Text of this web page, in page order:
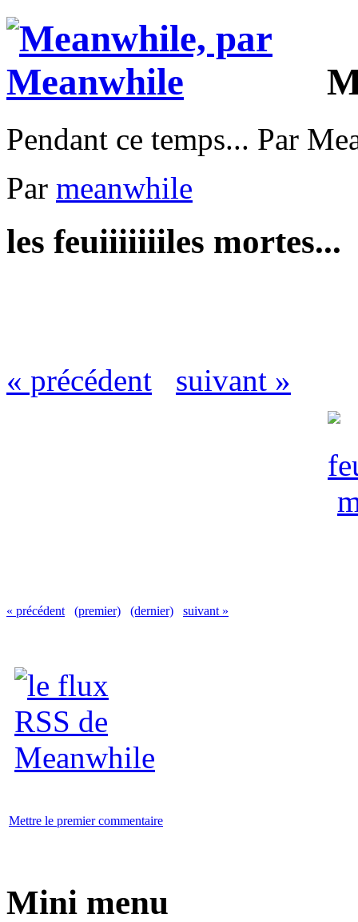
Pendant ce temps... Par
Par meanwhile
les feuiiiiiiiles mortes...
« précédent suivant »
« précédent (premier) (dernier) suivant »
Mettre le premier commentaire
Mini menu